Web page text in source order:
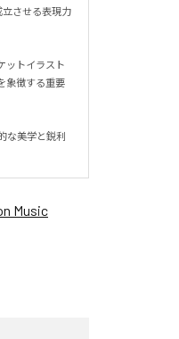
させる表現力
ットイラスト
象徴する重要
な美学と鋭利
Music